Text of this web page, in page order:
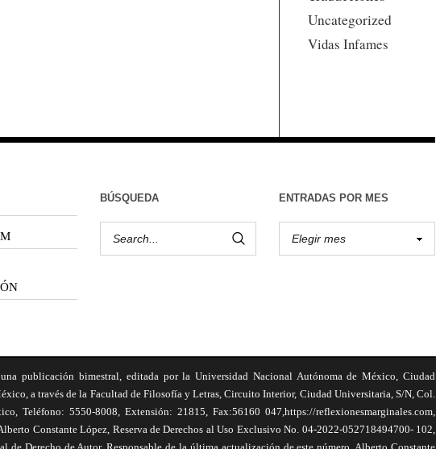
Uncategorized
Vidas Infames
BÚSQUEDA ENTRADAS POR MES
publicación bimestral, editada por la Universidad Nacional Autónoma de México, Ciudad
a través de la Facultad de Filosofía y Letras, Circuito Interior, Ciudad Universitaria, S/N, Col.
Teléfono: 5550-8008, Extensión: 21815, Fax:56160 047,https://reflexionesmarginales.com,
Constante López, Reserva de Derechos al Uso Exclusivo No. 04-2022-052718494700- 102,